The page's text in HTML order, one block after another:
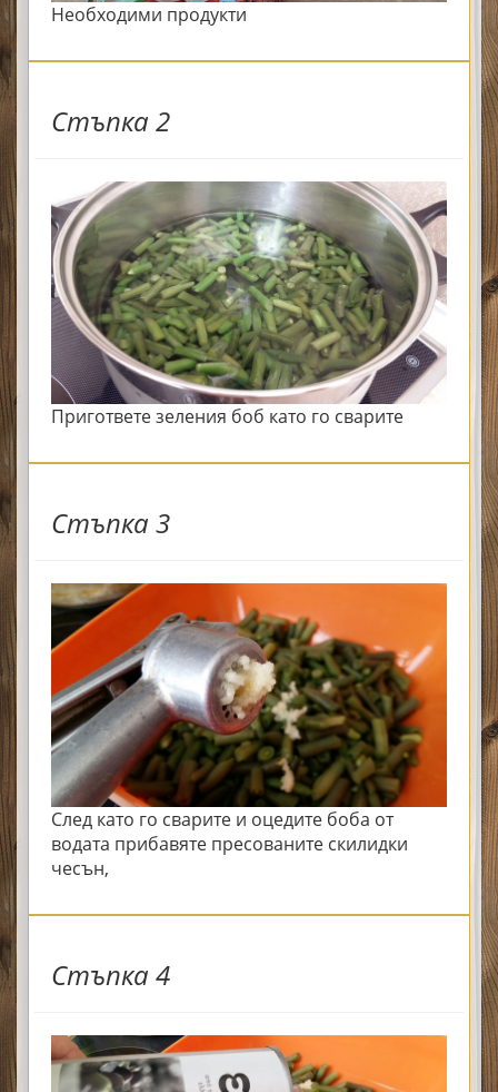
Необходими продукти
Стъпка 2
Пригответе зеления боб като го сварите
Стъпка 3
След като го сварите и оцедите боба от
водата прибавяте пресованите скилидки
чесън,
Стъпка 4